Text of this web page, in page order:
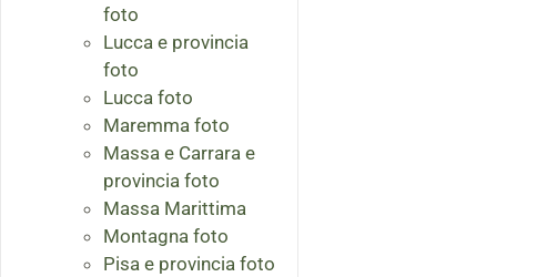
foto
Lucca e provincia
foto
Lucca foto
Maremma foto
Massa e Carrara e
provincia foto
Massa Marittima
Montagna foto
Pisa e provincia foto